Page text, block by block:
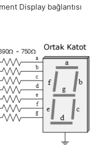
Display bağlantısı